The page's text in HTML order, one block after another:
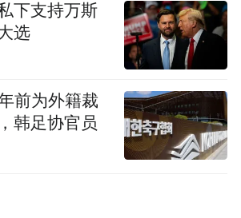
下支持万斯
选
前为外籍裁
韩足协官员